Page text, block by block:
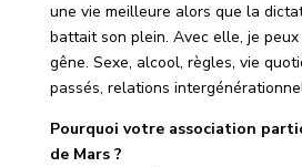
une vie meilleure alors que la
battait son plein. Avec elle, je
gêne. Sexe, alcool, règles, vie
passés, relations
Pourquoi votre association
de Mars ?